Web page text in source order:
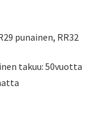
punainen, RR32
takuu: 50vuotta